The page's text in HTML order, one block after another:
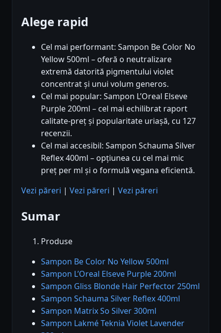
Alege rapid
Cel mai performant: Sampon Be Color No
Yellow 500ml – oferă o neutralizare
extremă datorită pigmentului violet
concentrat și unui volum generos.
Cel mai popular: Sampon L’Oreal Elseve
Purple 200ml – cel mai echilibrat raport
calitate-preț și popularitate uriașă, cu 127
recenzii.
Cel mai accesibil: Sampon Schauma Silver
Reflex 400ml – opțiunea cu cel mai mic
preț per ml și o formulă vegana eficientă.
Vezi păreri | Vezi păreri | Vezi păreri
Sumar
Produse
Sampon Be Color No Yellow 500ml
Sampon L’Oreal Elseve Purple 200ml
Sampon Gliss Blonde Hair Perfector 250ml
Sampon Schauma Silver Reflex 400ml
Sampon Matrix So Silver 300ml
Sampon Lakmé Teknia Violet Lavender